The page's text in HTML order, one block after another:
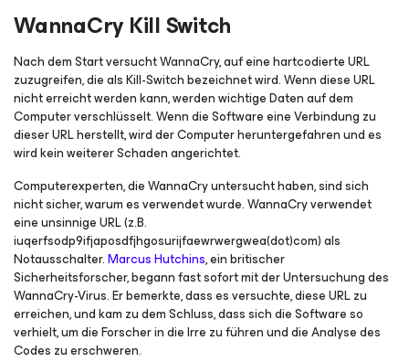
WannaCry Kill Switch
Nach dem Start versucht WannaCry, auf eine hartcodierte URL
zuzugreifen, die als Kill-Switch bezeichnet wird. Wenn diese URL
nicht erreicht werden kann, werden wichtige Daten auf dem
Computer verschlüsselt. Wenn die Software eine Verbindung zu
dieser URL herstellt, wird der Computer heruntergefahren und es
wird kein weiterer Schaden angerichtet.
Computerexperten, die WannaCry untersucht haben, sind sich
nicht sicher, warum es verwendet wurde. WannaCry verwendet
eine unsinnige URL (z.B.
iuqerfsodp9ifjaposdfjhgosurijfaewrwergwea(dot)com) als
Notausschalter.Marcus Hutchins, ein britischer
Sicherheitsforscher, begann fast sofort mit der Untersuchung des
WannaCry-Virus. Er bemerkte, dass es versuchte, diese URL zu
erreichen, und kam zu dem Schluss, dass sich die Software so
verhielt, um die Forscher in die Irre zu führen und die Analyse des
Codes zu erschweren.